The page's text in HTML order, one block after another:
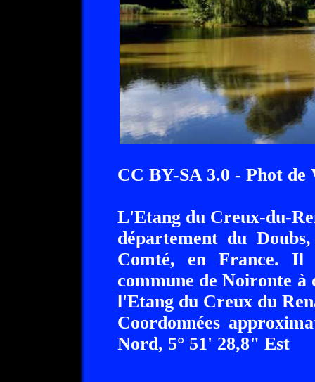
CC BY-SA 3.0 - Phot
L'Etang du Creux-du-
département du
Comté, en France. Il
commune de Noironte
l'Etang du Creux du
Coordonnées
Nord, 5° 51' 28,8" Est